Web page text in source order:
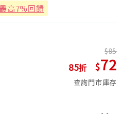
高7%回饋
85
85
72
查詢門市庫存